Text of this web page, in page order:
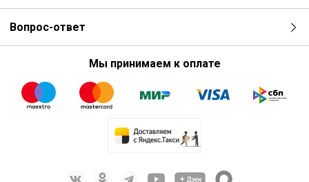
Вопрос-ответ
Мы принимаем к оплате